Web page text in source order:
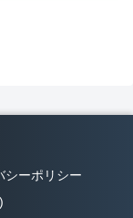
シーポリシー